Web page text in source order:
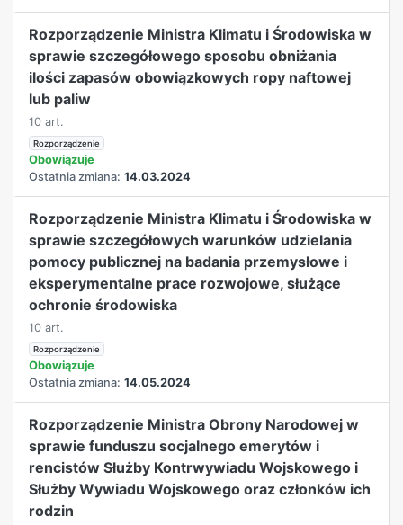
Rozporządzenie Ministra Klimatu i Środowiska w
sprawie szczegółowego sposobu obniżania
ilości zapasów obowiązkowych ropy naftowej
lub paliw
10 art.
Rozporządzenie
Obowiązuje
Ostatnia zmiana: 14.03.2024
Rozporządzenie Ministra Klimatu i Środowiska w
sprawie szczegółowych warunków udzielania
pomocy publicznej na badania przemysłowe i
eksperymentalne prace rozwojowe, służące
ochronie środowiska
10 art.
Rozporządzenie
Obowiązuje
Ostatnia zmiana: 14.05.2024
Rozporządzenie Ministra Obrony Narodowej w
sprawie funduszu socjalnego emerytów i
rencistów Służby Kontrwywiadu Wojskowego i
Służby Wywiadu Wojskowego oraz członków ich
rodzin